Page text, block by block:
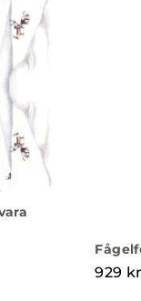
929